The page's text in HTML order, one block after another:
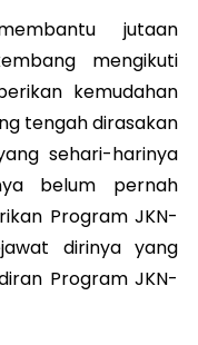
jutaan
mengikuti
kemudahan
tengah dirasakan
sehari-harinya
belum pernah
Program JKN-
dirinya yang
Program JKN-